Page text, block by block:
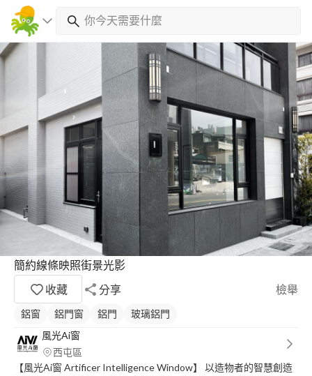
簡約線條映照街景光影
收藏
分享 檢舉
鋁窗 鋁門窗 鋁門
玻璃鋁門
風光Ai窗
西屯區
【風光Ai窗 Artificer Intelligence Window】 以造物者的智慧創造